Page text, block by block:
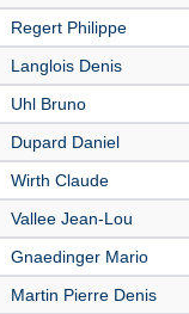
Regert Philippe
Langlois Denis
Uhl Bruno
Dupard Daniel
Wirth Claude
Vallee Jean-Lou
Gnaedinger Mario
Martin Pierre Denis